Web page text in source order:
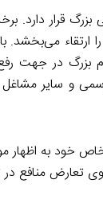
بزرگ قرار
را ارتقاء
در جهت
و سایر
خاص خود به
تعارض منافع